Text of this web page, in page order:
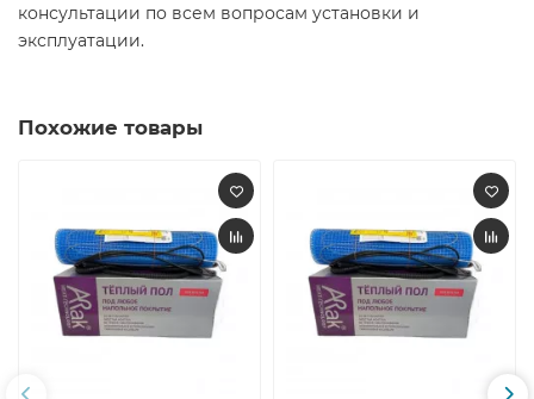
консультации по всем вопросам установки и
эксплуатации.
Похожие товары